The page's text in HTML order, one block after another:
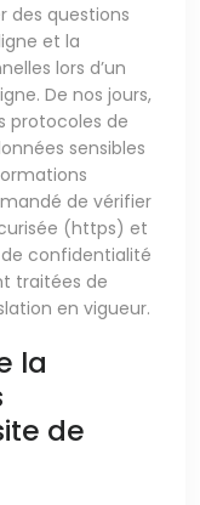
des questions
et la
lors d’un
De nos jours,
protocoles de
sensibles
de vérifier
(https) et
confidentialité
traitées de
en vigueur.
la
de